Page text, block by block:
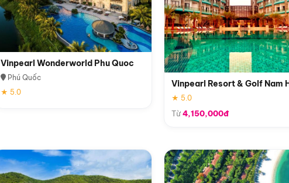
Vinpearl Wonderworld Phu Quoc
Phú Quốc
★ 5.0
Vinpearl Resort & Golf Nam
★ 5.0
Từ4,150,000đ